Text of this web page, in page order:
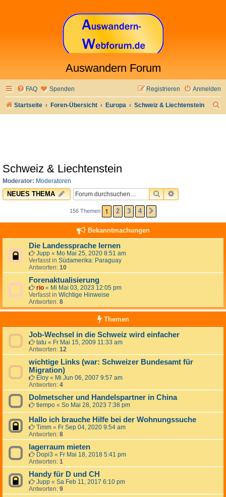
Auswandern Forum
FAQ Spenden Anmelden
Registrieren
Startseite Foren-Übersicht Europa Schweiz & Liechtenstein
Schweiz & Liechtenstein
Moderator: Moderatoren
NEUES THEMA SUCHEERWEITERTE
156 Themen 1 2 3 4
Bekanntmachungen
Die Landessprache lernen
Jupp « Mo Mai 25, 2020 8:51 am
Verfasst in Südamerika: Paraguay
Antworten: 10
Forenaktualisierung
rio « Mi Mai 03, 2023 12:05 pm
Verfasst in Wichtige Hinweise
Antworten: 8
Themen
Job-Wechsel in die Schweiz wird einfacher
tatu « Fr Mai 15, 2009 11:33 am
Antworten: 12
wichtige Links (war: Schweizer Bundesamt für
Migration)
Eloy « Mi Jun 06, 2007 9:57 am
Antworten: 4
Dolmetscher und Handelspartner in China
tiempo « So Mai 28, 2023 7:38 pm
Hallo ich brauche Hilfe bei der Wohnungssuche
Timm « Fr Sep 04, 2020 9:54 am
Antworten: 8
lagerraum mieten
Dopi3 « Fr Mai 18, 2018 5:41 pm
Antworten: 1
Handy für D und CH
Jupp « Sa Feb 11, 2017 6:10 pm
Antworten: 9